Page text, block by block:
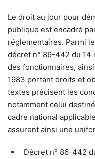
Le droit au jour pour
publique est encadré
réglementaires. Parmi
décret n° 86-442 du 14
des fonctionnaires,
1983 portant droits et
textes précisent les
notamment celui
cadre national
assurent ainsi une
Décret n° 86-442